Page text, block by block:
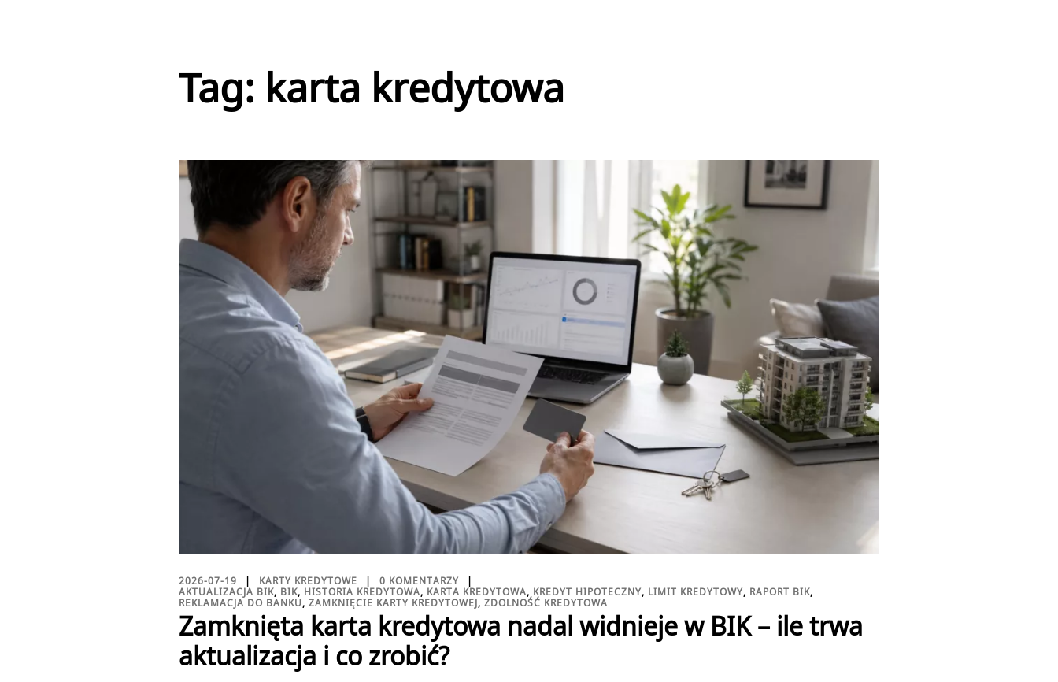
Tag: karta kredytowa
2026-07-19 KARTY KREDYTOWE
0 KOMENTARZY
AKTUALIZACJA BIK, BIK, HISTORIA KREDYTOWA, KARTA KREDYTOWA, KREDYT HIPOTECZNY, LIMIT KREDYTOWY, RAPORT BIK,
REKLAMACJA DO BANKU, ZAMKNIĘCIE KARTY KREDYTOWEJ, ZDOLNOŚĆ KREDYTOWA
Zamknięta karta kredytowa nadal widnieje w BIK – ile trwa
aktualizacja i co zrobić?